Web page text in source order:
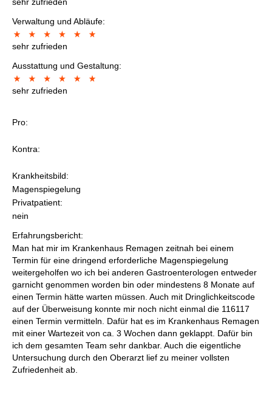
Verwaltung und Abläufe:
sehr zufrieden
Ausstattung und Gestaltung:
sehr zufrieden
Pro:
Kontra:
Krankheitsbild:
Magenspiegelung
Privatpatient:
nein
Erfahrungsbericht:
Man hat mir im Krankenhaus Remagen zeitnah bei einem
Termin für eine dringend erforderliche Magenspiegelung
weitergeholfen wo ich bei anderen Gastroenterologen entweder
garnicht genommen worden bin oder mindestens 8 Monate auf
einen Termin hätte warten müssen. Auch mit Dringlichkeitscode
auf der Überweisung konnte mir noch nicht einmal die 116117
einen Termin vermitteln. Dafür hat es im Krankenhaus Remagen
mit einer Wartezeit von ca. 3 Wochen dann geklappt. Dafür bin
ich dem gesamten Team sehr dankbar. Auch die eigentliche
Untersuchung durch den Oberarzt lief zu meiner vollsten
Zufriedenheit ab.